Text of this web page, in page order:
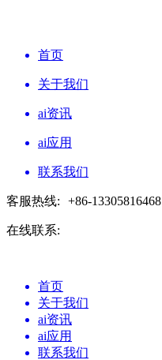
首页
关于我们
ai资讯
ai应用
联系我们
客服热线: +86-13305816468
在线联系:
首页
关于我们
ai资讯
ai应用
联系我们